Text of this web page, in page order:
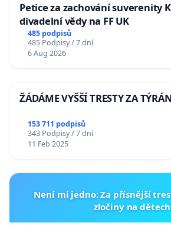
Petice za zachování suverenity
divadelní vědy na FF UK
485 podpisů
485 Podpisy / 7 dní
6 Aug 2026
ŽÁDÁME VYŠŠÍ TRESTY ZA
153 711 podpisů
343 Podpisy / 7 dní
11 Feb 2025
Není mi jedno: Za přísnější
zločiny na dětech